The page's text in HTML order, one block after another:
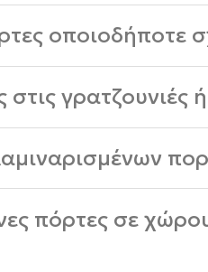
οποιοδήποτε
στις
πόρτες σε